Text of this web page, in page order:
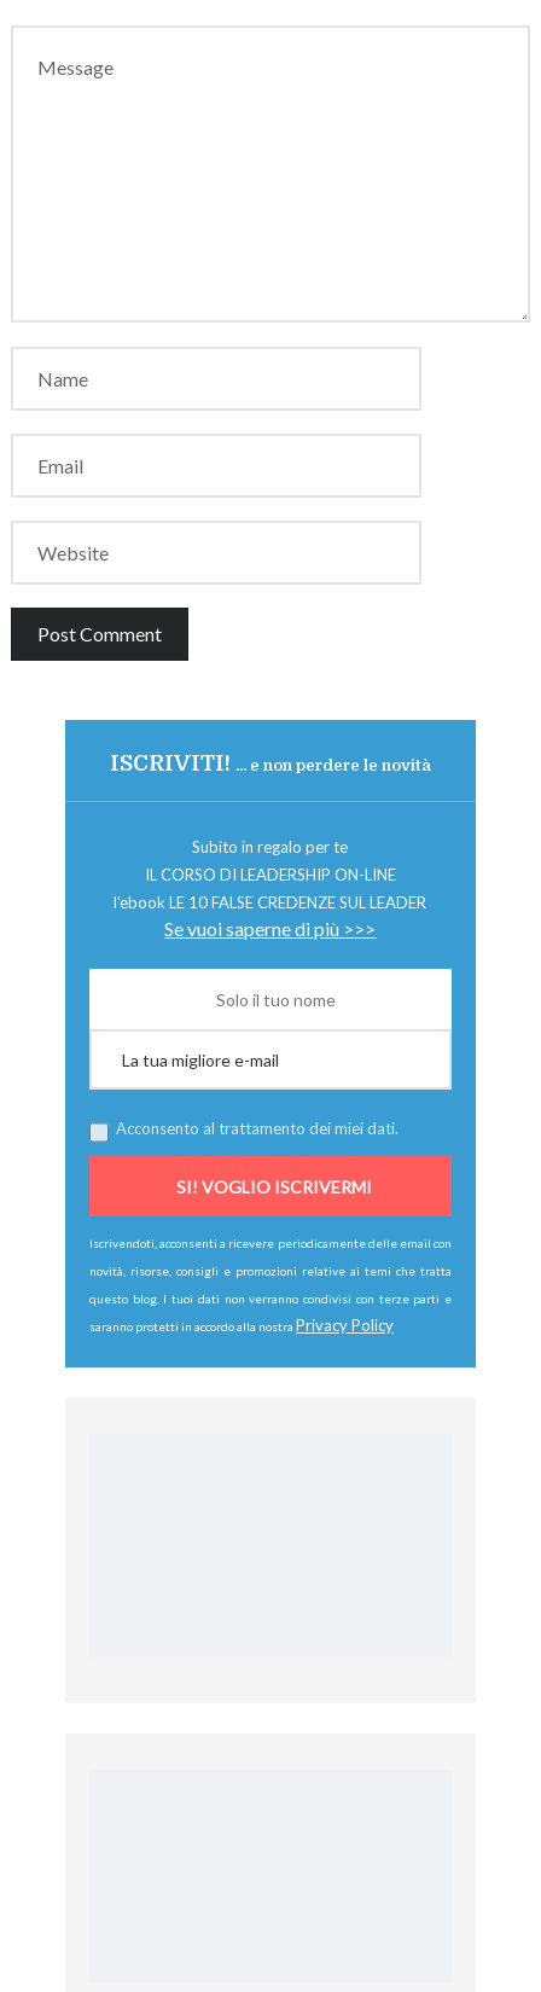
ISCRIVITI! ... e non perdere le novità
Subito in regalo per te
IL CORSO DI LEADERSHIP ON-LINE
l'ebook LE 10 FALSE CREDENZE SUL LEADER
Se vuoi saperne di più >>>
Acconsento al trattamento dei miei dati.
Iscrivendoti, acconsenti a ricevere periodicamente delle email con
novità, risorse, consigli e promozioni relative ai temi che tratta
questo blog. I tuoi dati non verranno condivisi con terze parti e
saranno protetti in accordo alla nostra Privacy Policy